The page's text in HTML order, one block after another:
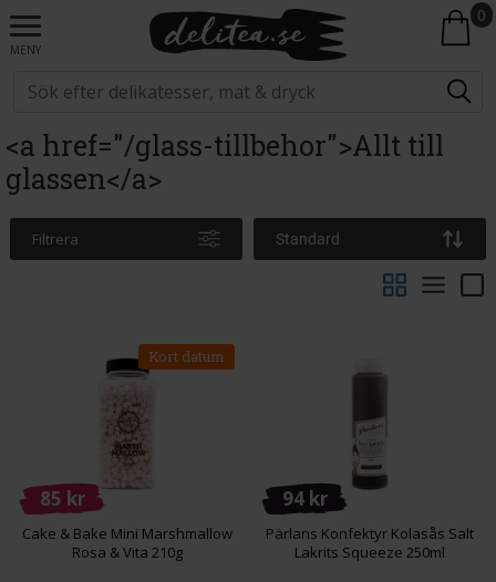
MENY
0
<a href="/glass-tillbehor">Allt till
glassen</a>
Filtrera Standard
85 kr
Kort datum
Cake & Bake Mini Marshmallow
Rosa & Vita 210g
94 kr
Pärlans Konfektyr Kolasås Salt
Lakrits Squeeze 250ml